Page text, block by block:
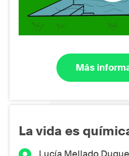
Más
La vida es
Lucía Mellado Duque